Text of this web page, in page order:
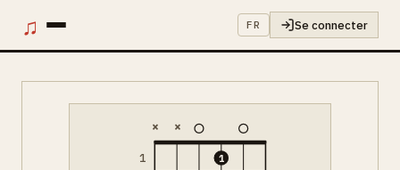
♫ FR Se connecter
1
× ×
1